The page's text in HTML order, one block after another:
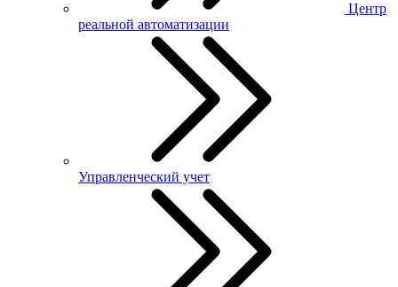
Центр
реальной автоматизации
Управленческий учет